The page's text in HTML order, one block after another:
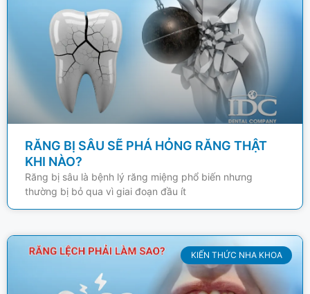
RĂNG BỊ SÂU SẼ PHÁ HỎNG RĂNG THẬT
KHI NÀO?
Răng bị sâu là bệnh lý răng miệng phổ biến nhưng
thường bị bỏ qua vì giai đoạn đầu ít
KIẾN THỨC NHA KHOA